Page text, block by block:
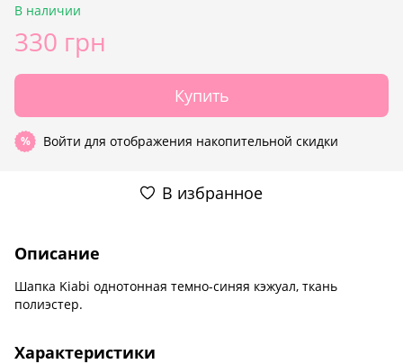
В наличии
330 грн
Купить
% Войти для отображения накопительной скидки
В избранное
Описание
Шапка Kiabi однотонная темно-синяя кэжуал, ткань
полиэстер.
Характеристики